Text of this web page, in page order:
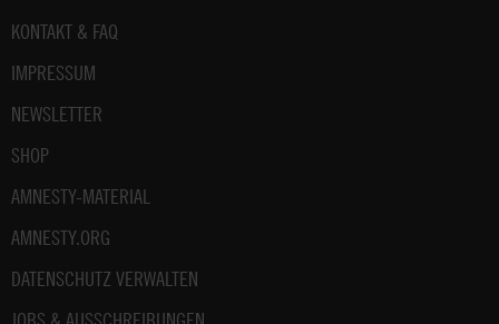
Fußbereich
KONTAKT & FAQ
IMPRESSUM
NEWSLETTER
SHOP
AMNESTY-MATERIAL
AMNESTY.ORG
DATENSCHUTZ VERWALTEN